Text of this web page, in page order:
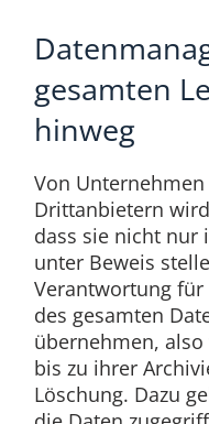
gesamten
hinweg
Von
Drittanbietern
dass sie nicht nur
unter Beweis
Verantwortung für
des gesamten
übernehmen,
bis zu ihrer
Löschung. Dazu